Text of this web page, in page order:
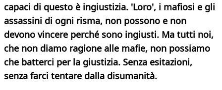
capaci di questo è ingiustizia. 'Loro', i mafiosi e gli
assassini di ogni risma, non possono e non
devono vincere perché sono ingiusti. Ma tutti noi,
che non diamo ragione alle mafie, non possiamo
che batterci per la giustizia. Senza esitazioni,
senza farci tentare dalla disumanità.